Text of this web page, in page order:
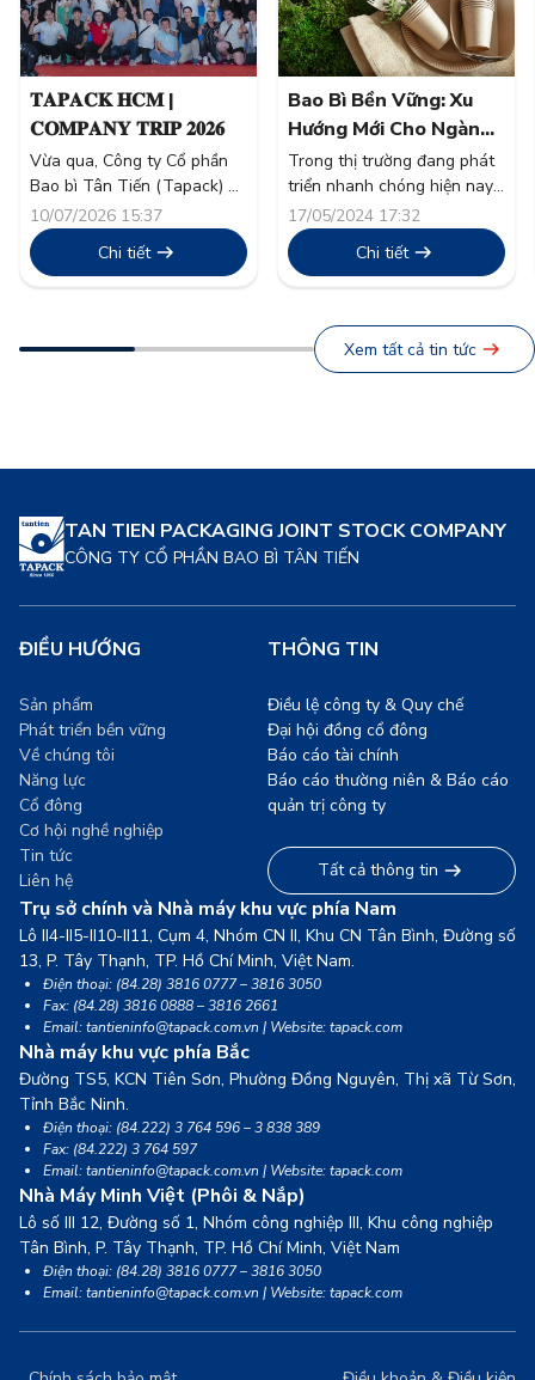
𝐓𝐀𝐏𝐀𝐂𝐊 𝐇𝐂𝐌 |
𝐂𝐎𝐌𝐏𝐀𝐍𝐘 𝐓𝐑𝐈𝐏 𝟐𝟎𝟐𝟔
Vừa qua, Công ty Cổ phần
Bao bì Tân Tiến (Tapack) đã
tổ chức thành công chương
trình nghỉ mát thường niên
“Company Trip 2026” cho
toàn thể cán bộ công nhân
10/07/2026 15:37
Chi tiết
Bao Bì Bền Vững: Xu
Hướng Mới Cho Ngành
Thực Phẩm
Trong thị trường đang phát
triển nhanh chóng hiện nay,
tính bền vững đã vượt xa
khỏi một từ thông dụng và
trở thành nền tảng trong
chiến lược doanh nghiệp.
những nguồn thải lớn toàn
cầu, đang chứng kiến sự
17/05/2024 17:32
Chi tiết
Xem tất cả tin tức
TAN TIEN PACKAGING JOINT STOCK COMPANY
CÔNG TY CỔ PHẦN BAO BÌ TÂN TIẾN
Trụ sở chính và Nhà máy khu vực phía Nam
Lô II4-II5-II10-II11, Cụm 4, Nhóm CN II, Khu CN Tân Bình, Đường số
13, P. Tây Thạnh, TP. Hồ Chí Minh, Việt Nam.
Điện thoại: (84.28) 3816 0777 – 3816 3050
Fax: (84.28) 3816 0888 – 3816 2661
Email: tantieninfo@tapack.com.vn | Website: tapack.com
Nhà máy khu vực phía Bắc
Đường TS5, KCN Tiên Sơn, Phường Đồng Nguyên, Thị xã Từ Sơn,
Tỉnh Bắc Ninh.
Điện thoại: (84.222) 3 764 596 – 3 838 389
Fax: (84.222) 3 764 597
Email: tantieninfo@tapack.com.vn | Website: tapack.com
Nhà Máy Minh Việt (Phôi & Nắp)
Lô số III 12, Đường số 1, Nhóm công nghiệp III, Khu công nghiệp
Tân Bình, P. Tây Thạnh, TP. Hồ Chí Minh, Việt Nam
Điện thoại: (84.28) 3816 0777 – 3816 3050
Email: tantieninfo@tapack.com.vn | Website: tapack.com
ĐIỀU HƯỚNG
Sản phẩm
Phát triển bền vững
Về chúng tôi
Năng lực
Cổ đông
Cơ hội nghề nghiệp
Tin tức
Liên hệ
THÔNG TIN
Điều lệ công ty & Quy chế
Đại hội đồng cổ đông
Báo cáo tài chính
Báo cáo thường niên & Báo cáo
quản trị công ty
Tất cả thông tin